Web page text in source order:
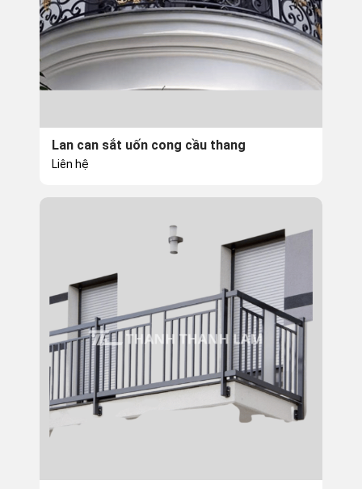
Lan can sắt uốn cong cầu thang
Liên hệ